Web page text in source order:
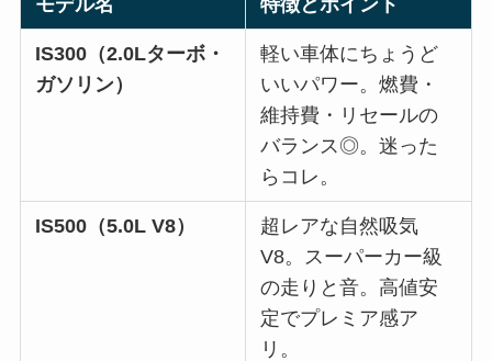
IS300（2.0Lターボ・
ガソリン）
軽い車体にちょうど
いいパワー。燃費・
維持費・リセールの
バランス◎。迷った
らコレ。
IS500（5.0L V8）
超レアな自然吸気
V8。スーパーカー級
の走りと音。高値安
定でプレミア感ア
リ。